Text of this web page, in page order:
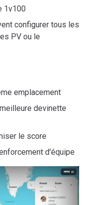
1v100
configurer tous les
PV ou le
emplacement
devinette
le score
d'équipe